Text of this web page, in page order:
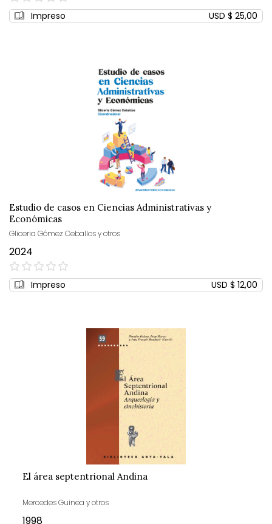
0%
Impreso USD $ 25,00
Estudio de casos en Ciencias Administrativas y
Económicas
Gliceria Gómez Ceballos y otros
2024
0%
Impreso USD $ 12,00
El área septentrional Andina
Mercedes Guinea y otros
1998